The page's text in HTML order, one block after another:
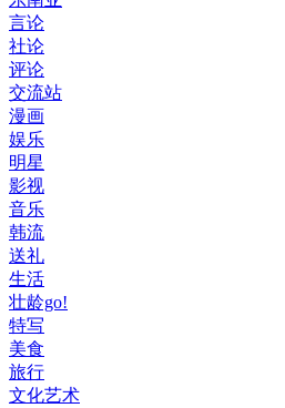
言论
社论
评论
交流站
漫画
娱乐
明星
影视
音乐
韩流
送礼
生活
壮龄go!
特写
美食
旅行
文化艺术